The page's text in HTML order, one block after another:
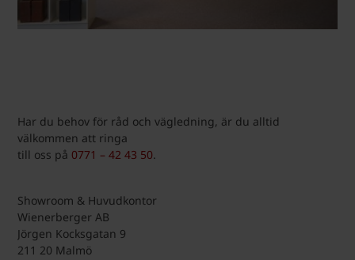
Har du behov för råd och vägledning, är du alltid
välkommen att ringa
till oss på 0771 – 42 43 50.
Showroom & Huvudkontor
Wienerberger AB
Jörgen Kocksgatan 9
211 20 Malmö